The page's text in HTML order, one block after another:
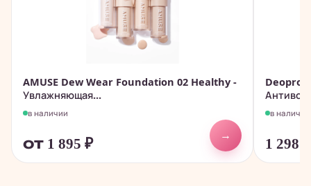
AMUSE Dew Wear Foundation 02 Healthy -
Увлажняющая...
в наличии
от 1 895 ₽
→
в наличии
1 298